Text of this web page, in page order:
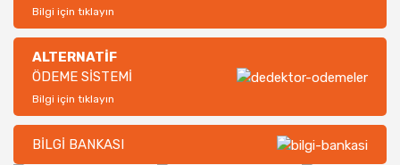
Bilgi için tıklayın
ALTERNATİF
ÖDEME SİSTEMİ
Bilgi için tıklayın
BİLGİ BANKASI